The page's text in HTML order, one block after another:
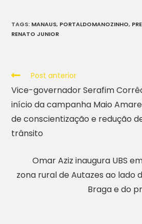
TAGS: MANAUS, PORTALDOMANOZINHO,
RENATO JUNIOR
Post anterior
Vice-governador Serafim
início da campanha Maio
de conscientização e redução
trânsito
Omar Aziz inaugura UBS
zona rural de Autazes ao lado
Braga e do